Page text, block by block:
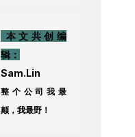
本文共创编
辑：
Sam.Lin
整个公司我最
颠，我最野！